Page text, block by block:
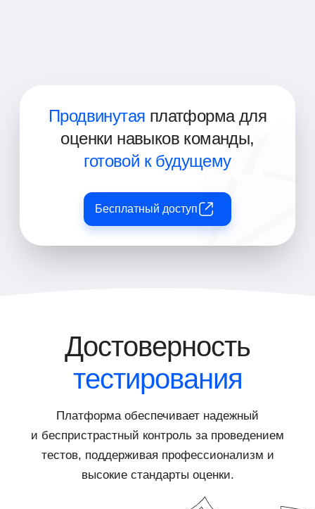
Продвинутая платформа для
оценки навыков команды,
готовой к будущему
Бесплатный доступ
Достоверность
тестирования
Платформа обеспечивает надежный
и беспристрастный контроль за проведением
тестов, поддерживая профессионализм и
высокие стандарты оценки.